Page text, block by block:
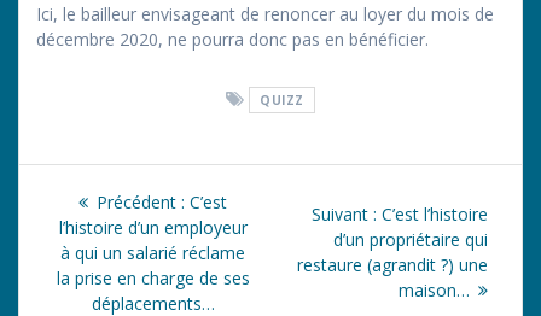
Ici, le bailleur envisageant de renoncer au loyer du mois de
décembre 2020, ne pourra donc pas en bénéficier.
QUIZZ
Navigation
l’article
Précédent : Article
précédent
:
C’est
l’histoire d’un employeur
à qui un salarié réclame
la prise en charge de ses
déplacements…
Suivant : Article
suivant
:
C’est l’histoire
d’un propriétaire qui
restaure (agrandit ?) une
maison…